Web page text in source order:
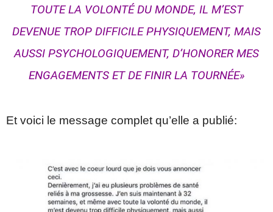
TOUTE LA VOLONTÉ DU MONDE, IL M’EST
DEVENUE TROP DIFFICILE PHYSIQUEMENT, MAIS
AUSSI PSYCHOLOGIQUEMENT, D’HONORER MES
ENGAGEMENTS ET DE FINIR LA TOURNÉE»
Et voici le message complet qu’elle a publié: